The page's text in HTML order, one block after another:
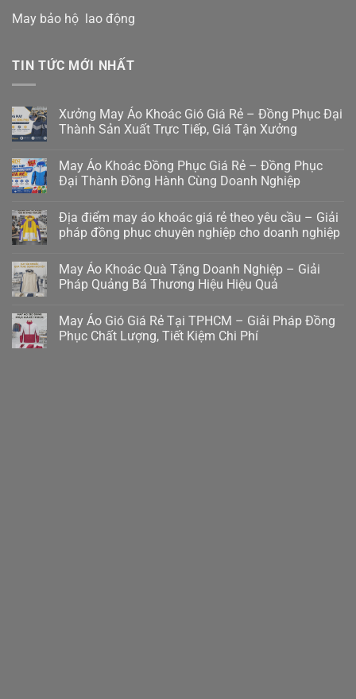
May bảo hộ lao động
TIN TỨC MỚI NHẤT
Xưởng May Áo Khoác Gió Giá Rẻ – Đồng Phục Đại
Thành Sản Xuất Trực Tiếp, Giá Tận Xưởng
May Áo Khoác Đồng Phục Giá Rẻ – Đồng Phục
Đại Thành Đồng Hành Cùng Doanh Nghiệp
Địa điểm may áo khoác giá rẻ theo yêu cầu – Giải
pháp đồng phục chuyên nghiệp cho doanh nghiệp
May Áo Khoác Quà Tặng Doanh Nghiệp – Giải
Pháp Quảng Bá Thương Hiệu Hiệu Quả
May Áo Gió Giá Rẻ Tại TPHCM – Giải Pháp Đồng
Phục Chất Lượng, Tiết Kiệm Chi Phí